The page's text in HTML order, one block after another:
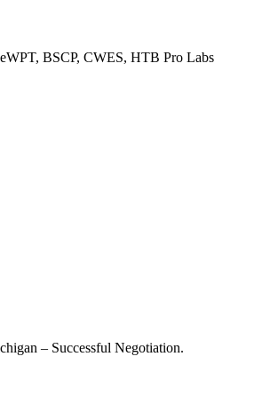
BSCP, CWES, HTB Pro Labs
– Successful Negotiation.